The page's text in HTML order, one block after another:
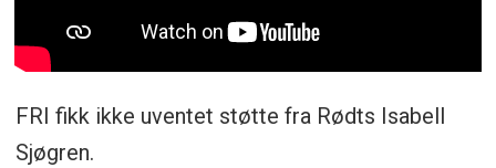
FRI fikk ikke uventet støtte fra Rødts Isabell
Sjøgren.